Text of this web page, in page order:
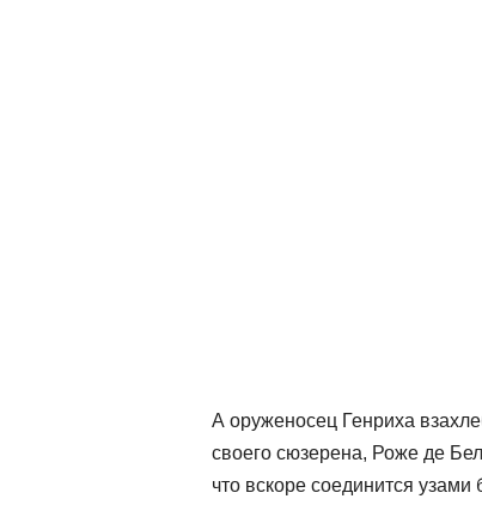
А оруженосец Генриха
своего сюзерена, Роже де
что вскоре соединится